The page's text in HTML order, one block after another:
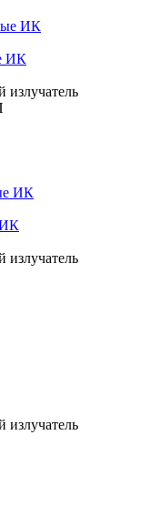
ИК
ИК